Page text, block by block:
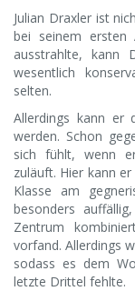
Julian Draxler ist
bei seinem ersten
ausstrahlte, kann
wesentlich
selten.
Allerdings kann er
werden. Schon
sich fühlt, wenn
zuläuft. Hier kann
Klasse am
besonders
Zentrum
vorfand. Allerdings
sodass es dem
letzte Drittel fehlte.